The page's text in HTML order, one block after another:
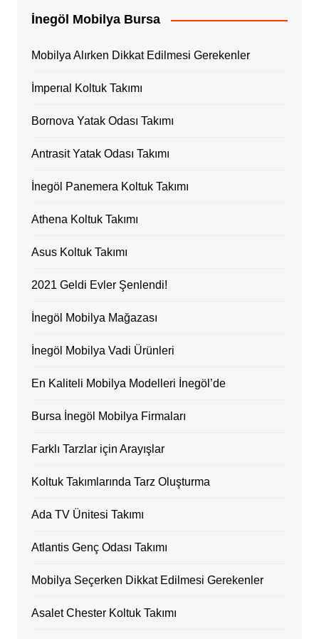
İnegöl Mobilya Bursa
Mobilya Alırken Dikkat Edilmesi Gerekenler
İmperıal Koltuk Takımı
Bornova Yatak Odası Takımı
Antrasit Yatak Odası Takımı
İnegöl Panemera Koltuk Takımı
Athena Koltuk Takımı
Asus Koltuk Takımı
2021 Geldi Evler Şenlendi!
İnegöl Mobilya Mağazası
İnegöl Mobilya Vadi Ürünleri
En Kaliteli Mobilya Modelleri İnegöl’de
Bursa İnegöl Mobilya Firmaları
Farklı Tarzlar için Arayışlar
Koltuk Takımlarında Tarz Oluşturma
Ada TV Ünitesi Takımı
Atlantis Genç Odası Takımı
Mobilya Seçerken Dikkat Edilmesi Gerekenler
Asalet Chester Koltuk Takımı